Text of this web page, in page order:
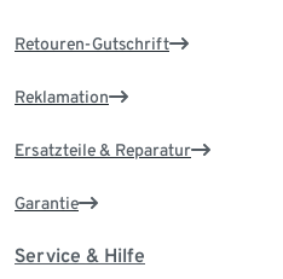
Retouren-Gutschrift
Reklamation
Ersatzteile & Reparatur
Garantie
Service & Hilfe